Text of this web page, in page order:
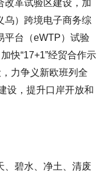
改革试验区建设，加
乌）跨境电子商务综
平台（eWTP）试验
快“17+1”经贸合作示
力争义新欧班列全
设，提升口岸开放和
、碧水、净土、清废